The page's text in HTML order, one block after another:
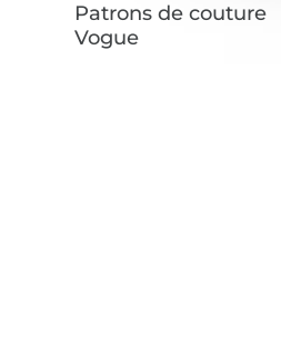
Patrons de couture
Vogue